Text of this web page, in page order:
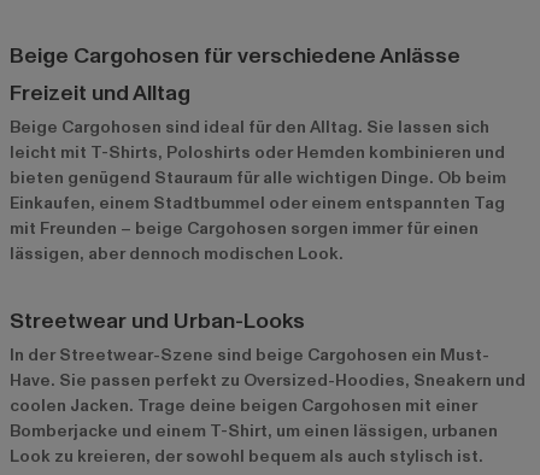
Beige Cargohosen für verschiedene Anlässe
Freizeit und Alltag
Beige Cargohosen sind ideal für den Alltag. Sie lassen sich
leicht mit T-Shirts, Poloshirts oder Hemden kombinieren und
bieten genügend Stauraum für alle wichtigen Dinge. Ob beim
Einkaufen, einem Stadtbummel oder einem entspannten Tag
mit Freunden – beige Cargohosen sorgen immer für einen
lässigen, aber dennoch modischen Look.
Streetwear und Urban-Looks
In der Streetwear-Szene sind beige Cargohosen ein Must-
Have. Sie passen perfekt zu Oversized-Hoodies, Sneakern und
coolen Jacken. Trage deine beigen Cargohosen mit einer
Bomberjacke und einem T-Shirt, um einen lässigen, urbanen
Look zu kreieren, der sowohl bequem als auch stylisch ist.